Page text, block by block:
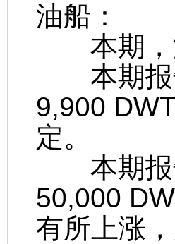
油船：
本期，
本期报
9,900
定。
本期报
50,000
有所上涨